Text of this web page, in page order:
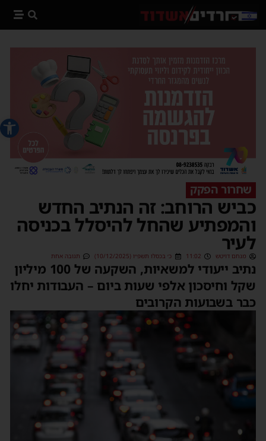
פתח
שחרור הפקק
כביש הרוחב: זה הנתיב החדש
והמפתיע שהחל להיסלל בכניסה
לעיר
מנחם דויטש 11:02 כ׳ בכסלו תשפ״ו (10/12/2025) תגובה אחת
נתיב ייעודי למשאיות, השקעה של 100 מיליון
שקל וחיסכון אלפי שעות ביום – העבודות יחלו
כבר בשבועות הקרובים